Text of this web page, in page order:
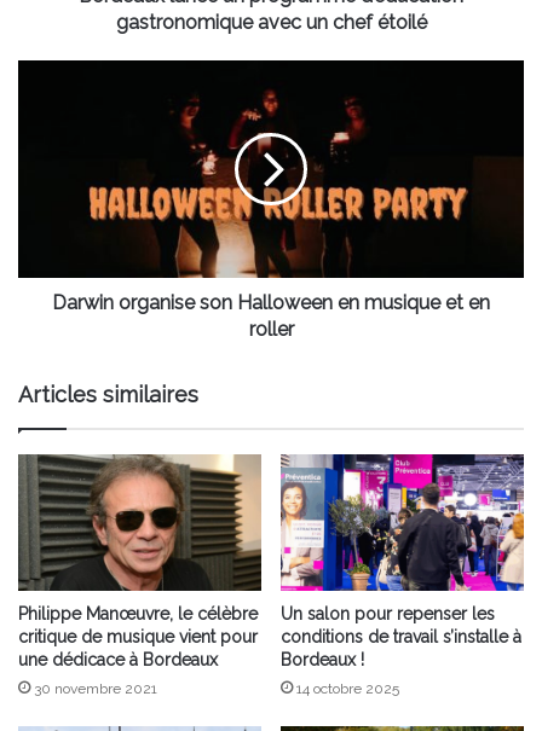
gastronomique avec un chef étoilé
roller
Darwin organise son Halloween en musique et en
roller
Articles similaires
Philippe Manœuvre, le célèbre
critique de musique vient pour
une dédicace à Bordeaux
30 novembre 2021
Un salon pour repenser les
conditions de travail s’installe à
Bordeaux !
14 octobre 2025